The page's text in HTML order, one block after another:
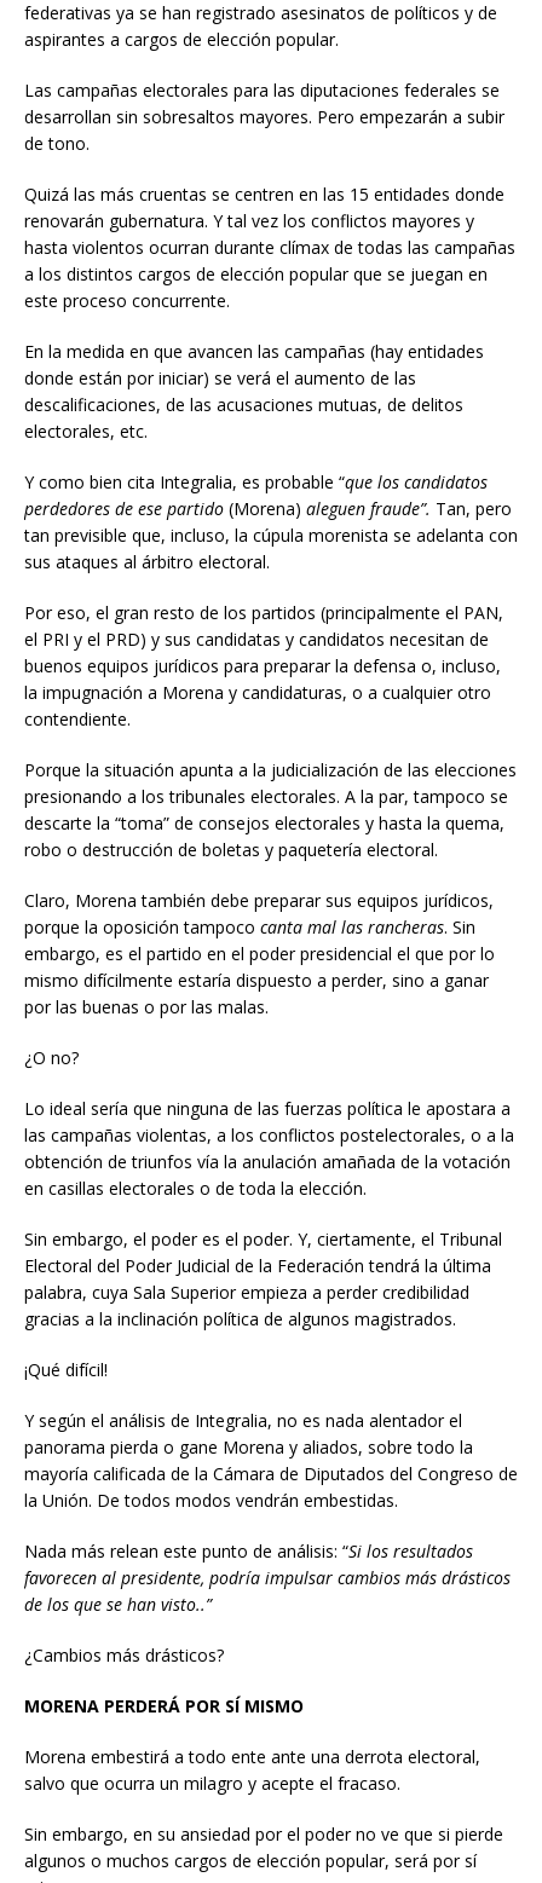
federativas ya se han registrado asesinatos de políticos y de
aspirantes a cargos de elección popular.
Las campañas electorales para las diputaciones federales se
desarrollan sin sobresaltos mayores. Pero empezarán a subir
de tono.
Quizá las más cruentas se centren en las 15 entidades donde
renovarán gubernatura. Y tal vez los conflictos mayores y
hasta violentos ocurran durante clímax de todas las campañas
a los distintos cargos de elección popular que se juegan en
este proceso concurrente.
En la medida en que avancen las campañas (hay entidades
donde están por iniciar) se verá el aumento de las
descalificaciones, de las acusaciones mutuas, de delitos
electorales, etc.
Y como bien cita Integralia, es probable “que los candidatos
perdedores de ese partido (Morena) aleguen fraude”. Tan, pero
tan previsible que, incluso, la cúpula morenista se adelanta con
sus ataques al árbitro electoral.
Por eso, el gran resto de los partidos (principalmente el PAN,
el PRI y el PRD) y sus candidatas y candidatos necesitan de
buenos equipos jurídicos para preparar la defensa o, incluso,
la impugnación a Morena y candidaturas, o a cualquier otro
contendiente.
Porque la situación apunta a la judicialización de las elecciones
presionando a los tribunales electorales. A la par, tampoco se
descarte la “toma” de consejos electorales y hasta la quema,
robo o destrucción de boletas y paquetería electoral.
Claro, Morena también debe preparar sus equipos jurídicos,
porque la oposición tampoco canta mal las rancheras. Sin
embargo, es el partido en el poder presidencial el que por lo
mismo difícilmente estaría dispuesto a perder, sino a ganar
por las buenas o por las malas.
¿O no?
Lo ideal sería que ninguna de las fuerzas política le apostara a
las campañas violentas, a los conflictos postelectorales, o a la
obtención de triunfos vía la anulación amañada de la votación
en casillas electorales o de toda la elección.
Sin embargo, el poder es el poder. Y, ciertamente, el Tribunal
Electoral del Poder Judicial de la Federación tendrá la última
palabra, cuya Sala Superior empieza a perder credibilidad
gracias a la inclinación política de algunos magistrados.
¡Qué difícil!
Y según el análisis de Integralia, no es nada alentador el
panorama pierda o gane Morena y aliados, sobre todo la
mayoría calificada de la Cámara de Diputados del Congreso de
la Unión. De todos modos vendrán embestidas.
Nada más relean este punto de análisis: “Si los resultados
favorecen al presidente, podría impulsar cambios más drásticos
de los que se han visto..”
¿Cambios más drásticos?
MORENA PERDERÁ POR SÍ MISMO
Morena embestirá a todo ente ante una derrota electoral,
salvo que ocurra un milagro y acepte el fracaso.
Sin embargo, en su ansiedad por el poder no ve que si pierde
algunos o muchos cargos de elección popular, será por sí